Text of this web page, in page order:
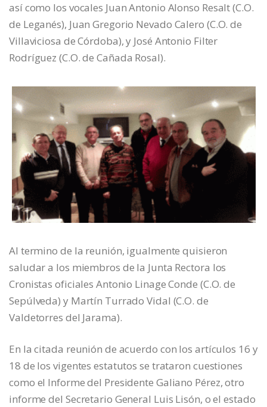
así como los vocales Juan Antonio Alonso Resalt (C.O.
de Leganés), Juan Gregorio Nevado Calero (C.O. de
Villaviciosa de Córdoba), y José Antonio Filter
Rodríguez (C.O. de Cañada Rosal).
Al termino de la reunión, igualmente quisieron
saludar a los miembros de la Junta Rectora los
Cronistas oficiales Antonio Linage Conde (C.O. de
Sepúlveda) y Martín Turrado Vidal (C.O. de
Valdetorres del Jarama).
En la citada reunión de acuerdo con los artículos 16 y
18 de los vigentes estatutos se trataron cuestiones
como el Informe del Presidente Galiano Pérez, otro
informe del Secretario General Luis Lisón, o el estado